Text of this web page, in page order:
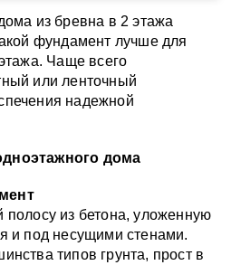
из бревна в 2 этажа
фундамент лучше для
Чаще всего
или ленточный
надежной
дома
полосу из бетона, уложенную
и под несущими стенами.
типов грунта, прост в